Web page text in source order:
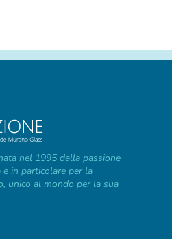
nel 1995 dalla passione
e in particolare per la
unico al mondo per la sua